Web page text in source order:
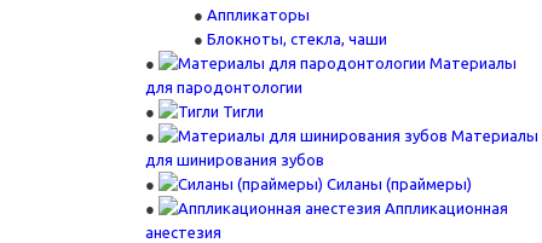
Аппликаторы
Блокноты, стекла, чаши
Материалы
для пародонтологии
Тигли
Материалы
для шинирования зубов
Силаны (праймеры)
Аппликационная
анестезия